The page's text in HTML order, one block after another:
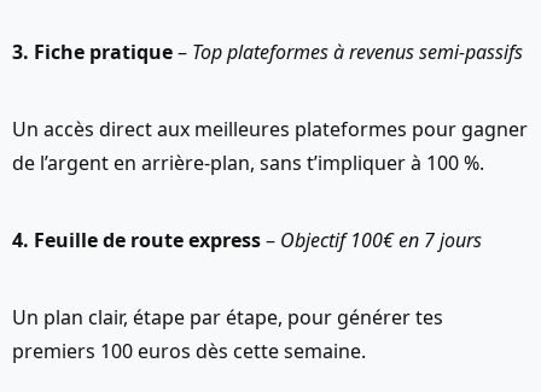
3. Fiche pratique– Top plateformes à revenus semi-passifs
Un accès direct aux meilleures plateformes pour gagner
de l’argent en arrière-plan, sans t’impliquer à 100 %.
4. Feuille de route express– Objectif 100€ en 7 jours
Un plan clair, étape par étape, pour générer tes
premiers 100 euros dès cette semaine.